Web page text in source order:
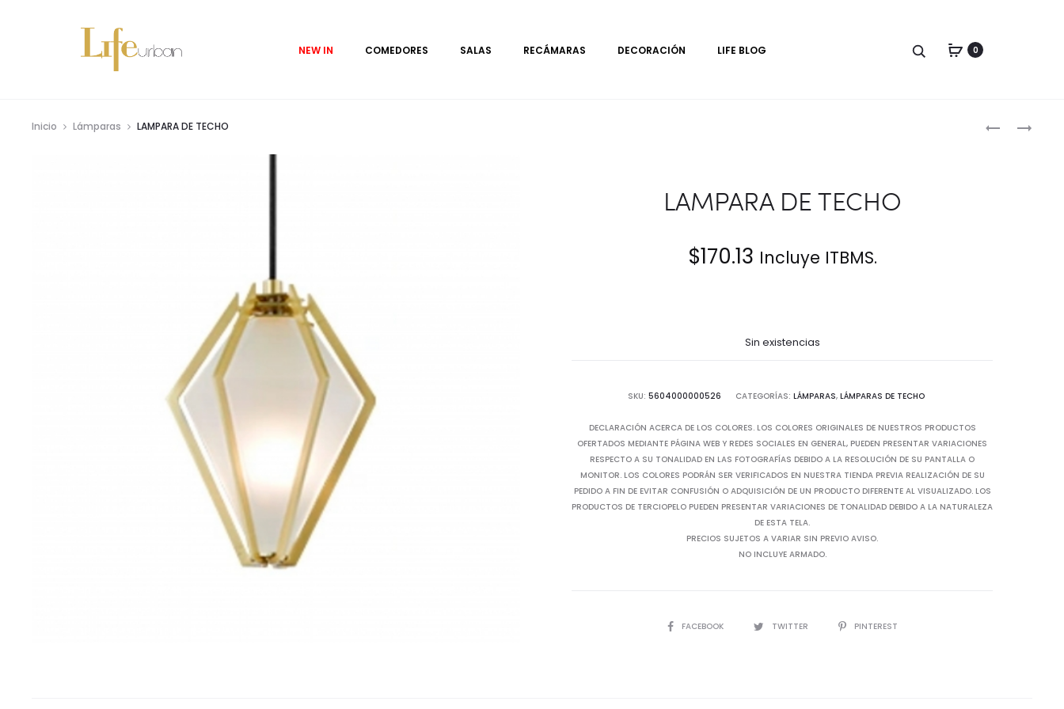
NEW IN COMEDORES SALAS RECÁMARAS DECORACIÓN LIFE BLOG 0
LÁMPARA
LÁMPARA
Inicio Lámparas LAMPARA DE TECHO
LAMPARA DE TECHO
$170.13 Incluye ITBMS.
Sin existencias
SKU: 5604000000526 CATEGORÍAS: LÁMPARAS, LÁMPARAS DE TECHO
DECLARACIÓN ACERCA DE LOS COLORES. LOS COLORES ORIGINALES DE NUESTROS PRODUCTOS
OFERTADOS MEDIANTE PÁGINA WEB Y REDES SOCIALES EN GENERAL, PUEDEN PRESENTAR VARIACIONES
RESPECTO A SU TONALIDAD EN LAS FOTOGRAFÍAS DEBIDO A LA RESOLUCIÓN DE SU PANTALLA O
MONITOR. LOS COLORES PODRÁN SER VERIFICADOS EN NUESTRA TIENDA PREVIA REALIZACIÓN DE SU
PEDIDO A FIN DE EVITAR CONFUSIÓN O ADQUISICIÓN DE UN PRODUCTO DIFERENTE AL VISUALIZADO. LOS
PRODUCTOS DE TERCIOPELO PUEDEN PRESENTAR VARIACIONES DE TONALIDAD DEBIDO A LA NATURALEZA
DE ESTA TELA.
PRECIOS SUJETOS A VARIAR SIN PREVIO AVISO.
NO INCLUYE ARMADO.
SHAREFACEBOOK TWITTER PINTEREST